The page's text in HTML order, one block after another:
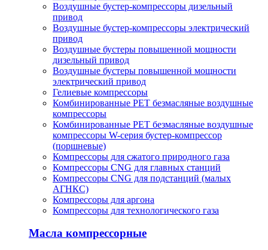
Воздушные бустер-компрессоры дизельный
привод
Воздушные бустер-компрессоры электрический
привод
Воздушные бустеры повышенной мощности
дизельный привод
Воздушные бустеры повышенной мощности
электрический привод
Гелиевые компрессоры
Комбинированные PET безмасляные воздушные
компрессоры
Комбинированные PET безмасляные воздушные
компрессоры W-серия бустер-компрессор
(поршневые)
Компрессоры для сжатого природного газа
Компрессоры CNG для главных станций
Компрессоры CNG для подстанций (малых
АГНКС)
Компрессоры для аргона
Компрессоры для технологического газа
Масла компрессорные